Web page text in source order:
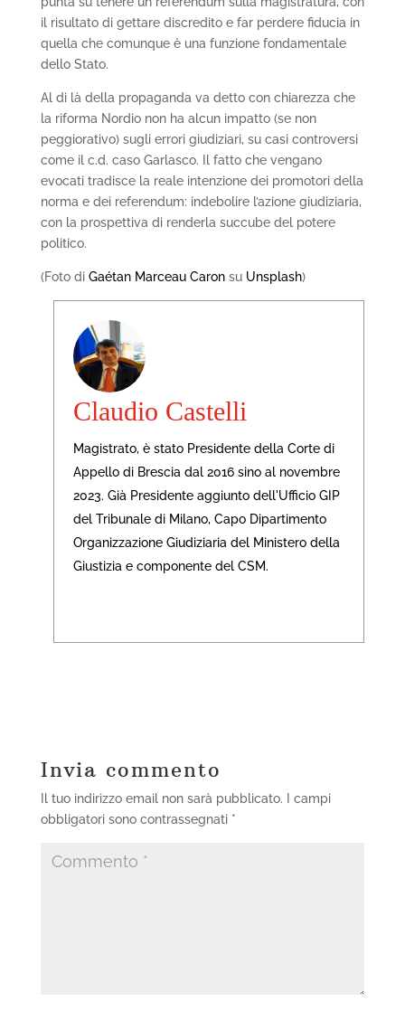
il risultato di gettare discredito e far perdere fiducia in
quella che comunque è una funzione fondamentale
dello Stato.
Al di là della propaganda va detto con chiarezza che
la riforma Nordio non ha alcun impatto (se non
peggiorativo) sugli errori giudiziari, su casi controversi
come il c.d. caso Garlasco. Il fatto che vengano
evocati tradisce la reale intenzione dei promotori della
norma e dei referendum: indebolire l’azione giudiziaria,
con la prospettiva di renderla succube del potere
politico.
(Foto di Gaétan Marceau Caronsu Unsplash)
Claudio Castelli
Magistrato, è stato Presidente della Corte di
Appello di Brescia dal 2016 sino al novembre
2023. Già Presidente aggiunto dell'Ufficio GIP
del Tribunale di Milano, Capo Dipartimento
Organizzazione Giudiziaria del Ministero della
Giustizia e componente del CSM.
Invia commento
Il tuo indirizzo email non sarà pubblicato.
I campi
obbligatori sono contrassegnati *